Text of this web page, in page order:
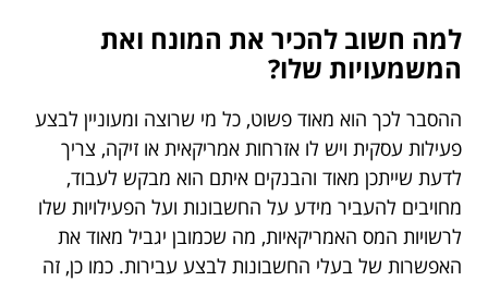
למה חשוב להכיר את המונח ואת
המשמעויות שלו?
ההסבר לכך הוא מאוד פשוט, כל מי שרוצה ומעוניין לבצע
פעילות עסקית ויש לו אזרחות אמריקאית או זיקה, צריך
לדעת שייתכן מאוד והבנקים איתם הוא מבקש לעבוד,
מחויבים להעביר מידע על החשבונות ועל הפעילויות שלו
לרשויות המס האמריקאיות, מה שכמובן יגביל מאוד את
האפשרות של בעלי החשבונות לבצע עבירות. כמו כן, זה